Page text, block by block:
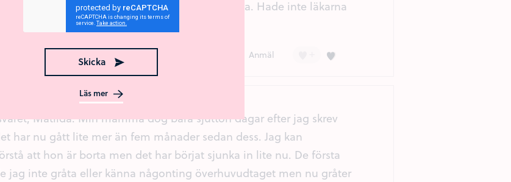
Skicka
Läs mer
så mycket ångest och sorg, men också ilska. Hade inte läkarna
dem hade kunna lyckas rädda henne?
Anmäl Kärlek (3)
Matilda. Min mamma dog bara sjutton dagar efter jag skrev
har nu gått lite mer än fem månader sedan dess. Jag kan
att hon är borta men det har börjat sjunka in lite nu. De första
jag inte gråta eller känna någonting överhuvudtaget men nu gråter